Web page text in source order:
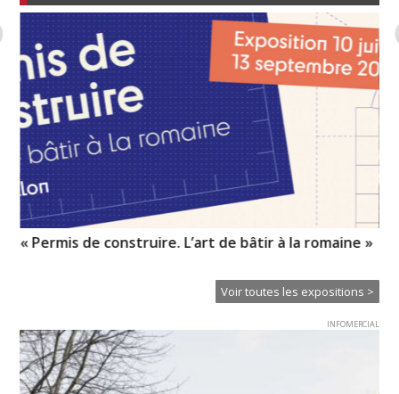
« Permis de construire. L’art de bâtir à la romaine »
Voir toutes les expositions >
INFOMERCIAL